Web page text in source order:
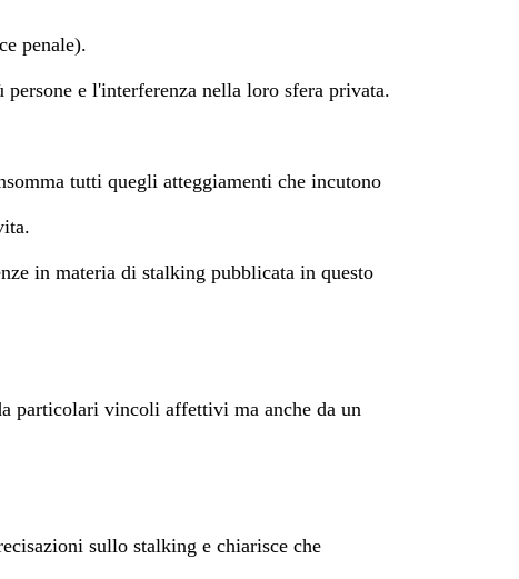
penale).
e l'interferenza nella loro sfera privata.
tutti quegli atteggiamenti che incutono
in materia di stalking pubblicata in questo
particolari vincoli affettivi ma anche da un
sullo stalking e chiarisce che